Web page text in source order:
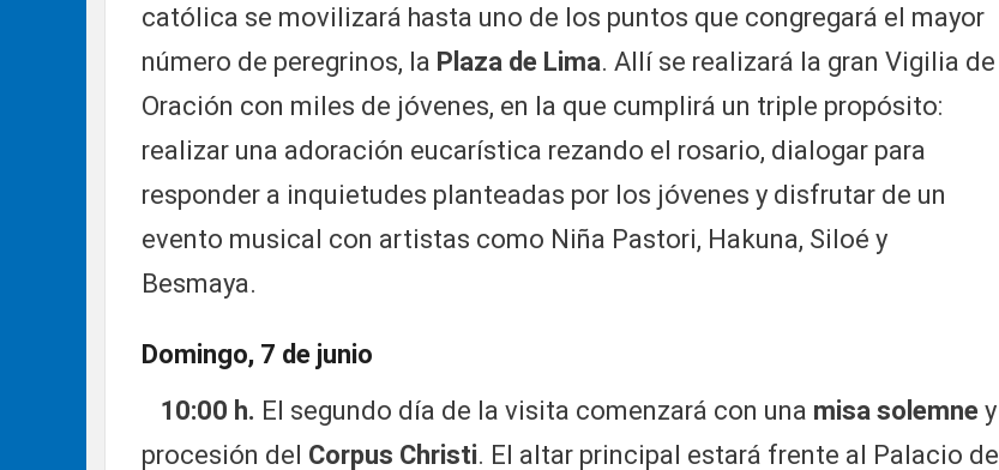
católica se movilizará hasta uno de los puntos que congregará el mayor
número de peregrinos, la Plaza de Lima. Allí se realizará la gran Vigilia de
Oración con miles de jóvenes, en la que cumplirá un triple propósito:
realizar una adoración eucarística rezando el rosario, dialogar para
responder a inquietudes planteadas por los jóvenes y disfrutar de un
evento musical con artistas como Niña Pastori, Hakuna, Siloé y
Besmaya.
Domingo, 7 de junio
10:00 h. El segundo día de la visita comenzará con una misa solemne y
procesión del Corpus Christi. El altar principal estará frente al Palacio de